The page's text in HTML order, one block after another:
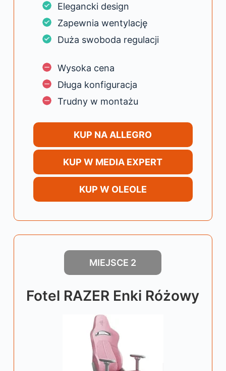
Elegancki design
Zapewnia wentylację
Duża swoboda regulacji
Wysoka cena
Długa konfiguracja
Trudny w montażu
KUP NA ALLEGRO
KUP W MEDIA EXPERT
KUP W OLEOLE
MIEJSCE 2
Fotel RAZER Enki Różowy